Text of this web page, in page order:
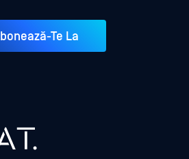
Te La